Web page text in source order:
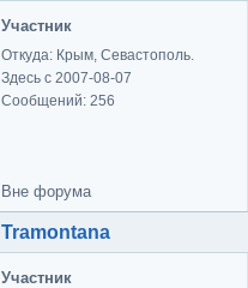
Участник
Откуда: Крым, Севастополь.
Здесь с 2007-08-07
Сообщений: 256
Вне форума
Tramontana
Участник